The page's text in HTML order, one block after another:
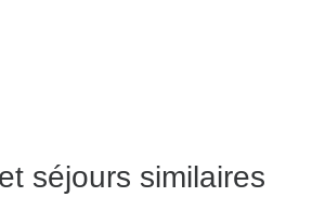
séjours similaires